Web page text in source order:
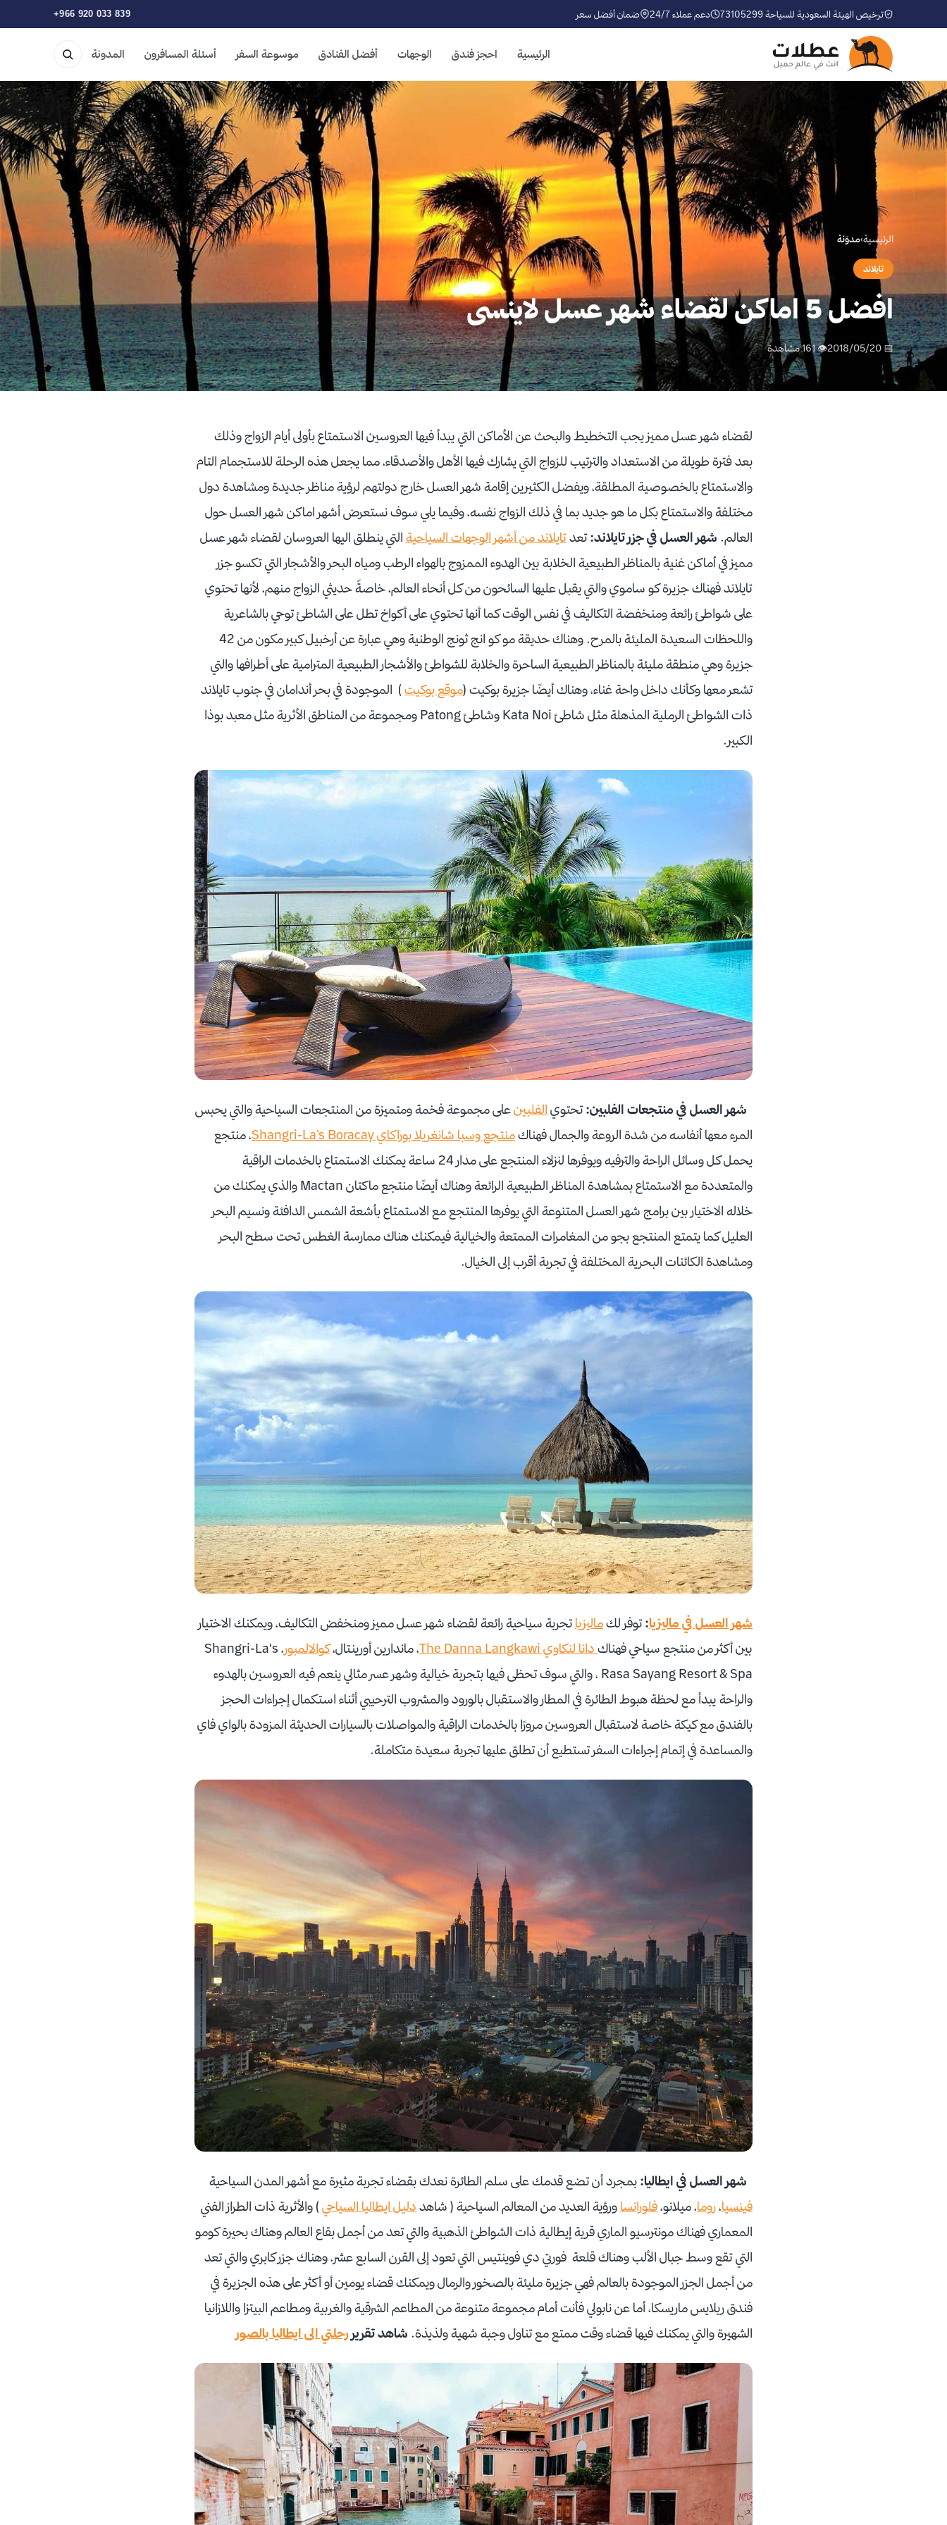
ترخيص الهيئة السعودية للسياحة 73105299 دعم عملاء 24/7 ضمان أفضل سعر +966 920 033 839
الرئيسية احجز فندق الوجهات أفضل الفنادق موسوعة السفر أسئلة المسافرون المدونة
الرئيسية›مدوّنة
تايلاند
افضل 5 اماكن لقضاء شهر عسل لاينسى
📅 2018/05/20 👁 161 مشاهدة
لقضاء شهر عسل مميز يجب التخطيط والبحث عن الأماكن التي يبدأ فيها العروسين الاستمتاع بأولى أيام الزواج وذلك
بعد فترة طويلة من الاستعداد والترتيب للزواج التي يشارك فيها الأهل والأصدقاء، مما يجعل هذه الرحلة للاستجمام التام
والاستمتاع بالخصوصية المطلقة، ويفضل الكثيرين إقامة شهر العسل خارج دولتهم لرؤية مناظر جديدة ومشاهدة دول
مختلفة والاستمتاع بكل ما هو جديد بما في ذلك الزواج نفسه، وفيما يلي سوف نستعرض أشهر اماكن شهر العسل حول
العالم. شهر العسل في جزر تايلاند:تعدتايلاند من أشهر الوجهات السياحية التي ينطلق اليها العروسان لقضاء شهر عسل
مميز في أماكن غنية بالمناظر الطبيعية الخلابة بين الهدوء الممزوج بالهواء الرطب ومياه البحر والأشجار التي تكسو جزر
تايلاند فهناك جزيرة كو ساموي والتي يقبل عليها السائحون من كل أنحاء العالم، خاصةً حديثي الزواج منهم، لأنها تحتوي
على شواطئ رائعة ومنخفضة التكاليف في نفس الوقت كما أنها تحتوي على أكواخ تطل على الشاطئ توحي بالشاعرية
واللحظات السعيدة المليئة بالمرح. وهناك حديقة مو كو انج ثونج الوطنية وهي عبارة عن أرخبيل كبير مكون من 42
جزيرة وهي منطقة مليئة بالمناظر الطبيعية الساحرة والخلابة للشواطئ والأشجار الطبيعية المترامية على أطرافها والتي
تشعر معها وكأنك داخل واحة غناء، وهناك أيضًا جزيرة بوكيت (موقع بوكيت) الموجودة في بحر أندامان في جنوب تايلاند
ذات الشواطئ الرملية المذهلة مثل شاطئ Kata Noi وشاطئ Patong ومجموعة من المناطق الأثرية مثل معبد بوذا
الكبير.
شهر العسل في منتجعات الفلبين:تحتوي الفلبينعلى مجموعة فخمة ومتميزة من المنتجعات السياحية والتي يحبس
المرء معها أنفاسه من شدة الروعة والجمال فهناكمنتجع وسبا شانغريلا بوراكاي Shangri-La’s Boracay
، منتجع
يحمل كل وسائل الراحة والترفيه ويوفرها لنزلاء المنتجع على مدار 24 ساعة يمكنك الاستمتاع بالخدمات الراقية
والمتعددة مع الاستمتاع بمشاهدة المناظر الطبيعية الرائعة وهناك أيضًا منتجع ماكتان Mactan والذي يمكنك من
خلاله الاختيار بين برامج شهر العسل المتنوعة التي يوفرها المنتجع مع الاستمتاع بأشعة الشمس الدافئة ونسيم البحر
العليل كما يتمتع المنتجع بجو من المغامرات الممتعة والخيالية فيمكنك هناك ممارسة الغطس تحت سطح البحر
ومشاهدة الكائنات البحرية المختلفة في تجربة أقرب إلى الخيال.
شهر العسل في ماليزيا:توفر لكماليزياتجربة سياحية رائعة لقضاء شهر عسل مميز ومنخفض التكاليف، ويمكنك الاختيار
بين أكثر من منتجع سياحي فهناك دانا لنكاوي The Danna Langkawi ، ماندارين أورينتال،كوالالمبور ، Shangri-La's
Rasa Sayang Resort & Spa ، والتي سوف تحظى فيها بتجربة خيالية وشهر عسر مثالي ينعم فيه العروسين بالهدوء
والراحة يبدأ مع لحظة هبوط الطائرة في المطار والاستقبال بالورود والمشروب الترحيبي أثناء استكمال إجراءات الحجز
بالفندق مع كيكة خاصة لاستقبال العروسين مرورًا بالخدمات الراقية والمواصلات بالسيارات الحديثة المزودة بالواي فاي
والمساعدة في إتمام إجراءات السفر تستطيع أن تطلق عليها تجربة سعيدة متكاملة.
شهر العسل في ايطاليا: بمجرد أن تضع قدمك على سلم الطائرة نعدك بقضاء تجربة مثيرة مع أشهر المدن السياحية
فينسيا،روما، ميلانو،فلورانسا ورؤية العديد من المعالم السياحية ( شاهد دليل ايطاليا السياحي) والأثرية ذات الطراز الفني
المعماري فهناك مونترسيو الماري قرية إيطالية ذات الشواطئ الذهبية والتي تعد من أجمل بقاع العالم وهناك بحيرة كومو
التي تقع وسط جبال الألب وهناك قلعة فورتي دي فوينتيس التي تعود إلى القرن السابع عشر، وهناك جزر كابري والتي تعد
من أجمل الجزر الموجودة بالعالم فهي جزيرة مليئة بالصخور والرمال ويمكنك قضاء يومين أو أكثر على هذه الجزيرة في
فندق ريلايس ماريسكا، أما عن نابولي فأنت أمام مجموعة متنوعة من المطاعم الشرقية والغربية ومطاعم البيتزا واللازانيا
الشهيرة والتي يمكنك فيها قضاء وقت ممتع مع تناول وجبة شهية ولذيذة. شاهد تقرير رحلتي الى ايطاليا بالصور